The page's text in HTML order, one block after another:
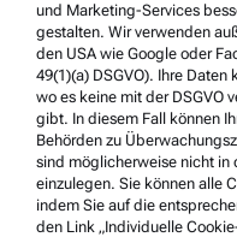
Markennamen
Hinweisgebersystem
Service & Support
Anton Paar Certified Service
Sicherheitsbestätigung
und Marketing-Services
gestalten. Wir verwenden
den USA wie Google oder
49(1)(a) DSGVO). Ihre
wo es keine mit der DSGVO
gibt. In diesem Fall können
Behörden zu
sind möglicherweise nicht in
einzulegen. Sie können alle
indem Sie auf die
den Link „Individuelle